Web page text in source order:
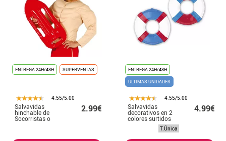
ENTREGA 24H/48H SUPERVENTAS
4.55/5.00
Salvavidas
hinchable de
Socorristas o
2.99€
ENTREGA 24H/48H
ÚLTIMAS UNIDADES
4.55/5.00
Salvavidas
decorativos en 2
colores surtidos
4.99€
T.Única